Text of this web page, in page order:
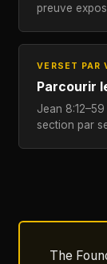
preuve
VERSET PAR
Parcourir
Jean
section par
The